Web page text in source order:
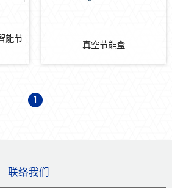
能节
真空节能盒
1
联络我们